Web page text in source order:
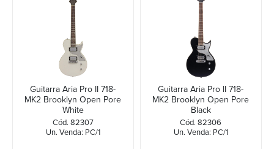
Guitarra Aria Pro II 718-
MK2 Brooklyn Open Pore
White
Cód. 82307
Un. Venda: PC/1
Guitarra Aria Pro II 718-
MK2 Brooklyn Open Pore
Black
Cód. 82306
Un. Venda: PC/1